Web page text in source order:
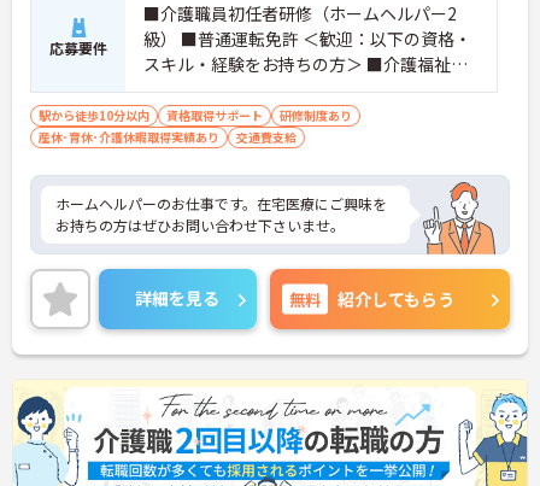
応募要件
■介護職員初任者研修（ホームヘルパー2
級） ■普通運転免許 ＜歓迎：以下の資格・
スキル・経験をお持ちの方＞ ■介護福祉士
■介護職員実務者研修（ホームヘルパー1
級・介護職員基礎研修）
駅から徒歩10分以内 資格取得サポート
研修制度あり
産休･育休･介護休暇取得実績あり
交通費支給
ホームヘルパーのお仕事です。在宅医療にご興味を
お持ちの方はぜひお問い合わせ下さいませ。
詳細を見る 無料 紹介してもらう